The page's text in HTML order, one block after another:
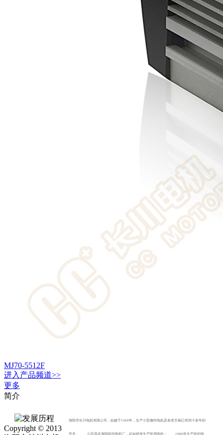
MJ70-5512F
进入 产品频道>>
更多
简介
海阳市长川电机有限公司，始建于1968年，生产小型微特电机及各类主轴已有四十多年的
历史。 公司原名海阳纺织电机厂，起始研发生产民用电机； 1980年生产纺织电
Copyright © 2013